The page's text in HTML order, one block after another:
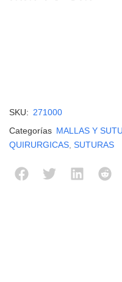
SKU: 271000
Categorías MALLAS Y
QUIRURGICAS, SUTURAS